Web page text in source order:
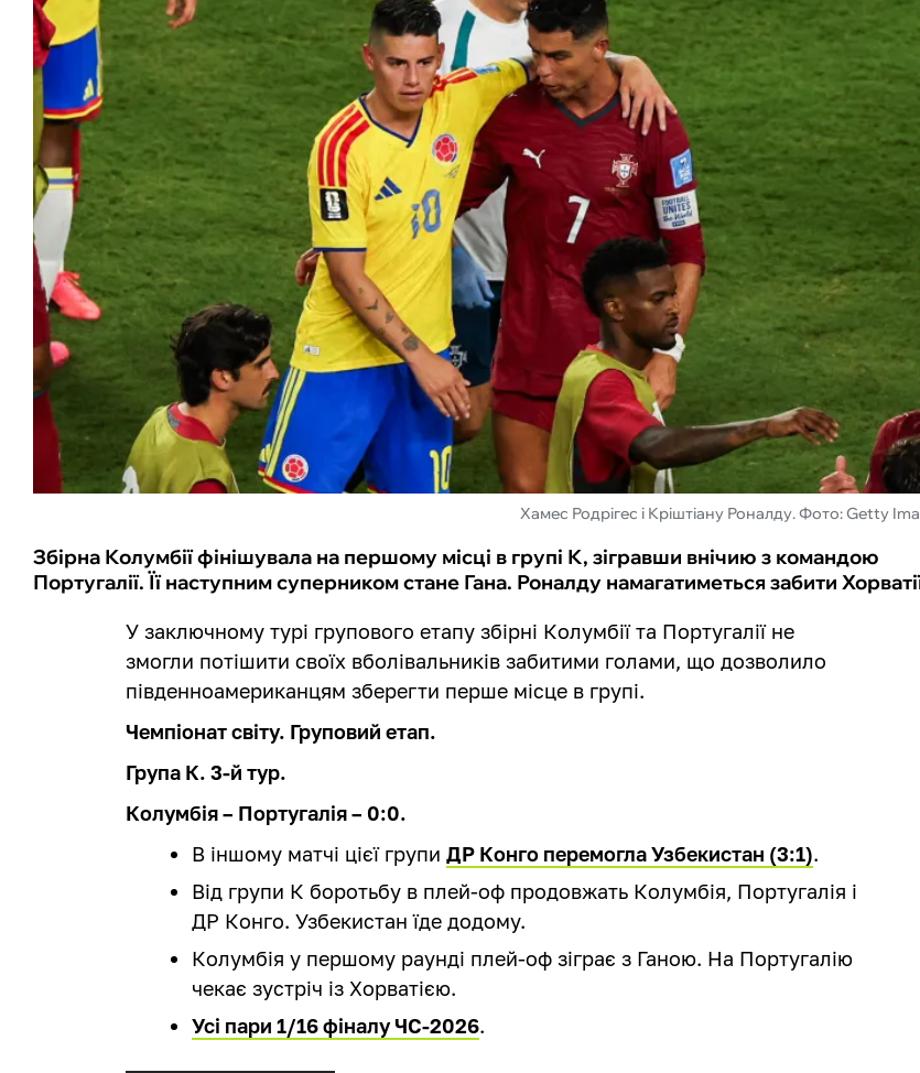
Хамес Родрігес і Кріштіану Роналду. Фото: Getty
Збірна Колумбії фінішувала на першому місці в групі К, зігравши внічию з командою
Португалії. Її наступним суперником стане Гана. Роналду намагатиметься забити
У заключному турі групового етапу збірні Колумбії та Португалії не
змогли потішити своїх вболівальників забитими голами, що дозволило
південноамериканцям зберегти перше місце в групі.
Чемпіонат світу. Груповий етап.
Група К. 3-й тур.
Колумбія – Португалія – 0:0.
В іншому матчі цієї групиДР Конго перемогла Узбекистан (3:1).
Від групи К боротьбу в плей-оф продовжать Колумбія, Португалія і
ДР Конго. Узбекистан їде додому.
Колумбія у першому раунді плей-оф зіграє з Ганою. На Португалію
чекає зустріч із Хорватією.
Усі пари 1/16 фіналу ЧС-2026.